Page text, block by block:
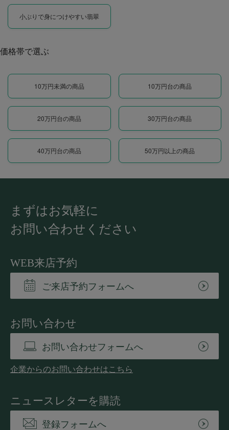
小ぶりで身につけやすい翡翠
価格帯で選ぶ
10万円未満の商品 10万円台の商品
20万円台の商品 30万円台の商品
40万円台の商品 50万円以上の商品
まずはお気軽に
お問い合わせください
WEB来店予約
ご来店予約フォームへ
お問い合わせ
お問い合わせフォームへ
企業からのお問い合わせはこちら
ニュースレターを購読
登録フォームへ